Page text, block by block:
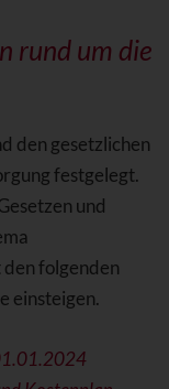
rund um die
den gesetzlichen
festgelegt.
und
folgenden
einsteigen.